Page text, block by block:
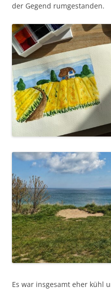
der Gegend rumgestanden.
Es war insgesamt eher kühl